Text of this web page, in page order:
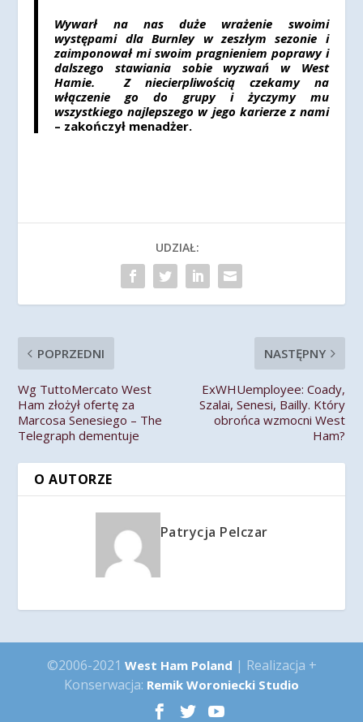
Wywarł na nas duże wrażenie swoimi
występami dla Burnley w zeszłym sezonie i
zaimponował mi swoim pragnieniem poprawy i
dalszego stawiania sobie wyzwań w West
Hamie.Z niecierpliwością czekamy na
włączenie go do grupy i życzymy mu
wszystkiego najlepszego w jego karierze z nami
– zakończył menadżer.
UDZIAŁ:
POPRZEDNI
Wg TuttoMercato West
Ham złożył ofertę za
Marcosa Senesiego – The
Telegraph dementuje
NASTĘPNY
ExWHUemployee: Coady,
Szalai, Senesi, Bailly. Który
obrońca wzmocni West
Ham?
O AUTORZE
Patrycja Pelczar
©2006-2021 West Ham Poland | Realizacja +
Konserwacja: Remik Woroniecki Studio